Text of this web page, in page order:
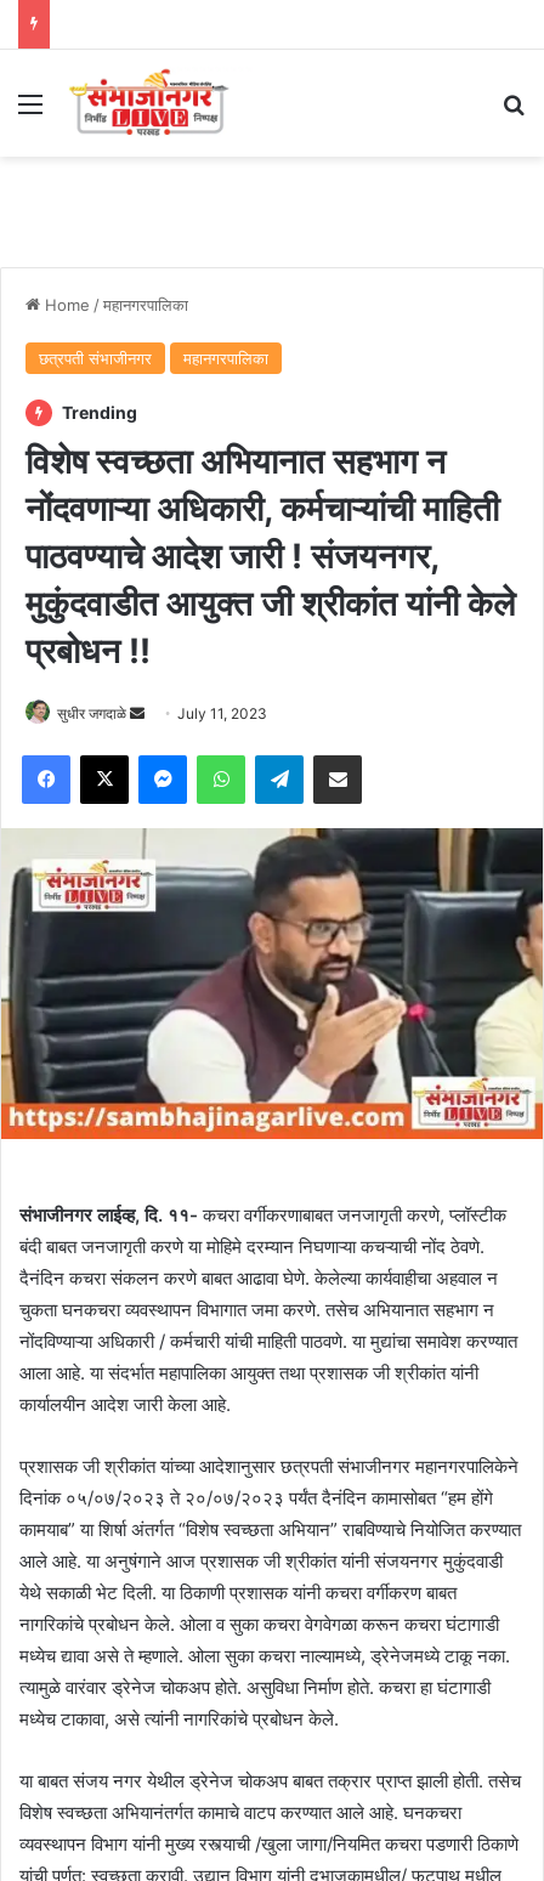
Menu
Home /महानगरपालिका
छत्रपती संभाजीनगर महानगरपालिका
Trending
विशेष स्वच्छता अभियानात सहभाग न
नोंदवणाऱ्या अधिकारी, कर्मचाऱ्यांची माहिती
पाठवण्याचे आदेश जारी ! संजयनगर,
मुकुंदवाडीत आयुक्त जी श्रीकांत यांनी केले
प्रबोधन !!
सुधीर जगदाळे
Send
email
July 11, 2023
Facebook
X MessengerWhatsAppTelegramShare via Email
संभाजीनगर लाईव्ह, दि. ११-कचरा वर्गीकरणाबाबत जनजागृती करणे, प्लॉस्टीक
बंदी बाबत जनजागृती करणे या मोहिमे दरम्यान निघणाऱ्या कचऱ्याची नोंद ठेवणे.
दैनंदिन कचरा संकलन करणे बाबत आढावा घेणे. केलेल्या कार्यवाहीचा अहवाल न
चुकता घनकचरा व्यवस्थापन विभागात जमा करणे. तसेच अभियानात सहभाग न
नोंदविण्याऱ्या अधिकारी / कर्मचारी यांची माहिती पाठवणे. या मुद्यांचा समावेश करण्यात
आला आहे. या संदर्भात महापालिका आयुक्त तथा प्रशासक जी श्रीकांत यांनी
कार्यालयीन आदेश जारी केला आहे.
प्रशासक जी श्रीकांत यांच्या आदेशानुसार छत्रपती संभाजीनगर महानगरपालिकेने
दिनांक ०५/०७/२०२३ ते २०/०७/२०२३ पर्यंत दैनंदिन कामासोबत “हम होंगे
कामयाब” या शिर्षा अंतर्गत “विशेष स्वच्छता अभियान” राबविण्याचे नियोजित करण्यात
आले आहे. या अनुषंगाने आज प्रशासक जी श्रीकांत यांनी संजयनगर मुकुंदवाडी
येथे सकाळी भेट दिली. या ठिकाणी प्रशासक यांनी कचरा वर्गीकरण बाबत
नागरिकांचे प्रबोधन केले. ओला व सुका कचरा वेगवेगळा करून कचरा घंटागाडी
मध्येच द्यावा असे ते म्हणाले. ओला सुका कचरा नाल्यामध्ये, ड्रेनेजमध्ये टाकू नका.
त्यामुळे वारंवार ड्रेनेज चोकअप होते. असुविधा निर्माण होते. कचरा हा घंटागाडी
मध्येच टाकावा, असे त्यांनी नागरिकांचे प्रबोधन केले.
या बाबत संजय नगर येथील ड्रेनेज चोकअप बाबत तक्रार प्राप्त झाली होती. तसेच
विशेष स्वच्छता अभियानंतर्गत कामाचे वाटप करण्यात आले आहे. घनकचरा
व्यवस्थापन विभाग यांनी मुख्य रस्त्याची /खुला जागा/नियमित कचरा पडणारी ठिकाणे
यांची पूर्णत: स्वच्छता करावी. उद्यान विभाग यांनी दुभाजकामधील/ फुटपाथ मधील